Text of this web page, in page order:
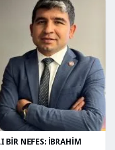
BİR NEFES: İBRAHİM